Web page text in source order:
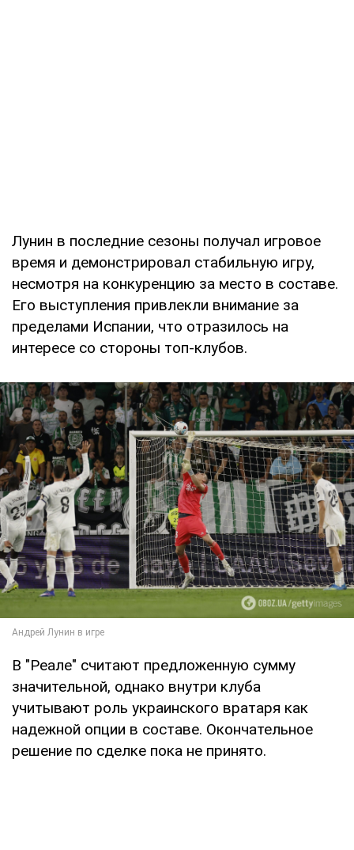
Лунин в последние сезоны получал игровое
время и демонстрировал стабильную игру,
несмотря на конкуренцию за место в составе.
Его выступления привлекли внимание за
пределами Испании, что отразилось на
интересе со стороны топ-клубов.
В "Реале" считают предложенную сумму
значительной, однако внутри клуба
учитывают роль украинского вратаря как
надежной опции в составе. Окончательное
решение по сделке пока не принято.